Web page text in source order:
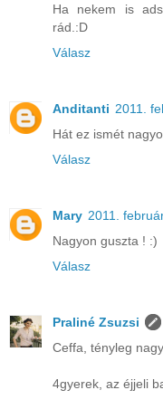
Ha nekem is
rád.:D
Válasz
Anditanti 2011.
Hát ez ismét
Válasz
Mary 2011.
Nagyon guszta ! :)
Válasz
Praliné Zsuzsi
Ceffa, tényleg
4gyerek, az éjjeli